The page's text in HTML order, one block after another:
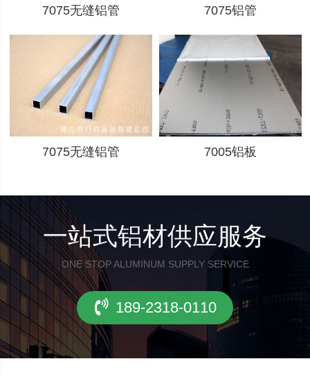
7075无缝铝管 7075铝管
7075无缝铝管 7005铝板
一站式铝材供应服务
ONE STOP ALUMINUM SUPPLY SERVICE
189-2318-0110